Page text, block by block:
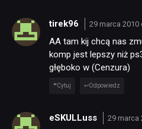
tirek96 29 marca 2010
AA tam kij chcą nas
komp jest lepszy niż
głęboko w (Cenzura)
Cytuj Odpowiedz
eSKULLuss 29 marca